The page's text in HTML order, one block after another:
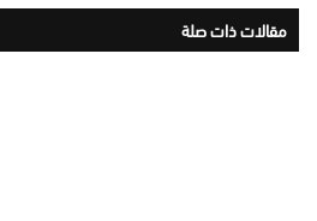
مقالات ذات صلة